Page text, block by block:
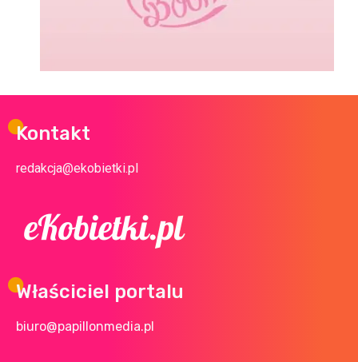
Kontakt
redakcja@ekobietki.pl
Właściciel portalu
biuro@papillonmedia.pl